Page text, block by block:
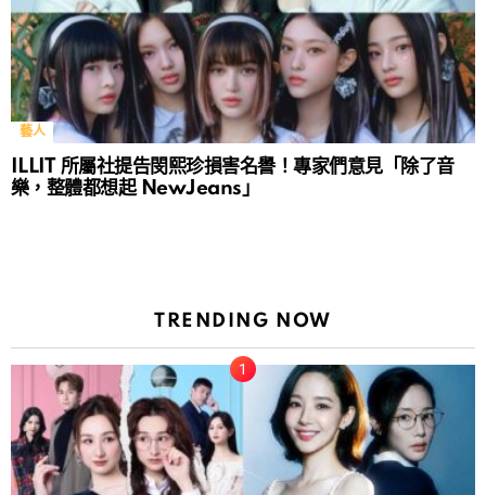
藝人
ILLIT 所屬社提告閔熙珍損害名譽！專家們意見「除了音
樂，整體都想起 NewJeans」
TRENDING NOW